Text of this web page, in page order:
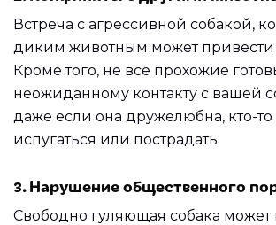
Встреча с агрессивной собакой,
диким животным может привести
Кроме того, не все прохожие
неожиданному контакту с вашей
даже если она дружелюбна, кто-
испугаться или пострадать.
3. Нарушение общественного
Свободно гуляющая собака может